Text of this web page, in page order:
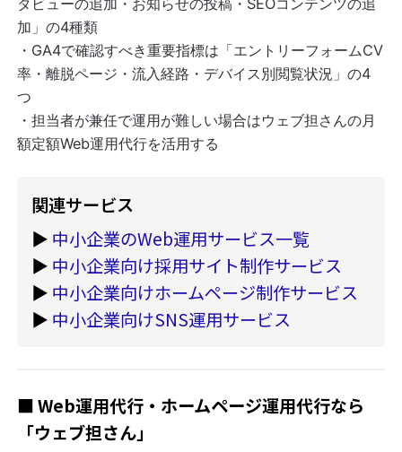
加」の4種類
・GA4で確認すべき重要指標は「エントリーフォームCV
率・離脱ページ・流入経路・デバイス別閲覧状況」の4
つ
・担当者が兼任で運用が難しい場合はウェブ担さんの月
額定額Web運用代行を活用する
関連サービス
▶ 中小企業のWeb運用サービス一覧
▶ 中小企業向け採用サイト制作サービス
▶ 中小企業向けホームページ制作サービス
▶ 中小企業向けSNS運用サービス
■ Web運用代行・ホームページ運用代行なら
「ウェブ担さん」